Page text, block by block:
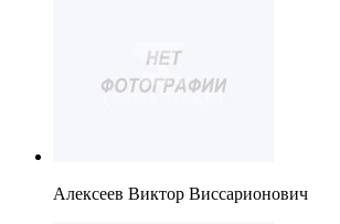
Алексеев Виктор Виссарионович